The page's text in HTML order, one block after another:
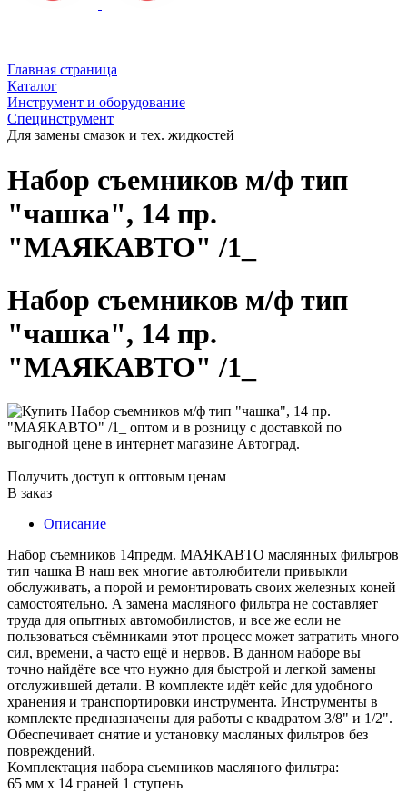
Главная страница
Каталог
Инструмент и оборудование
Специнструмент
Для замены смазок и тех. жидкостей
Набор съемников м/ф тип
"чашка", 14 пр.
"МАЯКАВТО" /1_
Набор съемников м/ф тип
"чашка", 14 пр.
"МАЯКАВТО" /1_
Получить доступ к оптовым ценам
В заказ
Описание
Набор съемников 14предм. МАЯКАВТО маслянных фильтров
тип чашка В наш век многие автолюбители привыкли
обслуживать, а порой и ремонтировать своих железных коней
самостоятельно. А замена масляного фильтра не составляет
труда для опытных автомобилистов, и все же если не
пользоваться съёмниками этот процесс может затратить много
сил, времени, а часто ещё и нервов. В данном наборе вы
точно найдёте все что нужно для быстрой и легкой замены
отслужившей детали. В комплекте идёт кейс для удобного
хранения и транспортировки инструмента. Инструменты в
комплекте предназначены для работы с квадратом 3/8" и 1/2".
Обеспечивает снятие и установку масляных фильтров без
повреждений.
Комплектация набора съемников масляного фильтра:
65 мм х 14 граней 1 ступень